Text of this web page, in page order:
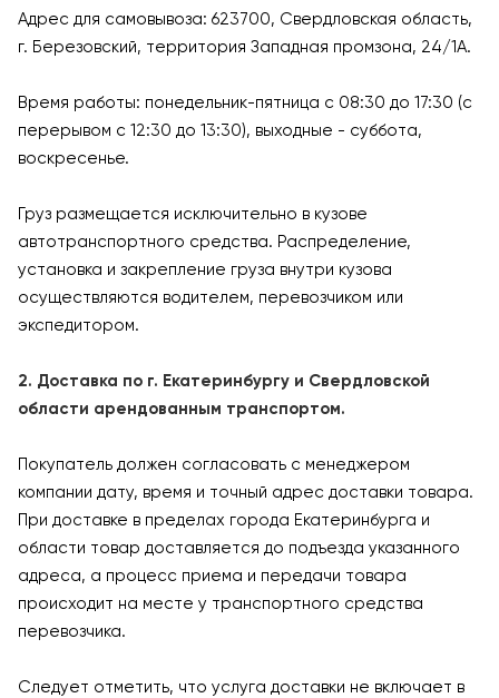
Адрес для самовывоза: 623700, Свердловская область,
г. Березовский, территория Западная промзона, 24/1А.
Время работы: понедельник-пятница с 08:30 до 17:30 (с
перерывом с 12:30 до 13:30), выходные - суббота,
воскресенье.
Груз размещается исключительно в кузове
автотранспортного средства. Распределение,
установка и закрепление груза внутри кузова
осуществляются водителем, перевозчиком или
экспедитором.
2. Доставка по г. Екатеринбургу и Свердловской
области арендованным транспортом.
Покупатель должен согласовать с менеджером
компании дату, время и точный адрес доставки товара.
При доставке в пределах города Екатеринбурга и
области товар доставляется до подъезда указанного
адреса, а процесс приема и передачи товара
происходит на месте у транспортного средства
перевозчика.
Следует отметить, что услуга доставки не включает в